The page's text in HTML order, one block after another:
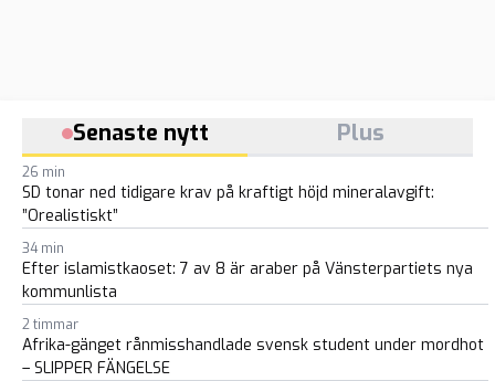
Senaste nytt Plus
26 min
SD tonar ned tidigare krav på kraftigt höjd mineralavgift:
”Orealistiskt”
34 min
Efter islamistkaoset: 7 av 8 är araber på Vänsterpartiets nya
kommunlista
2 timmar
Afrika-gänget rånmisshandlade svensk student under mordhot
– SLIPPER FÄNGELSE